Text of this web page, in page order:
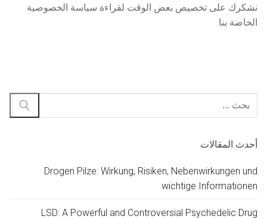
نشكرك على تخصيص بعض الوقت لقراءة سياسة الخصوصية
الخاصة بنا.
عن:
أحدث المقالات
Drogen Pilze: Wirkung, Risiken, Nebenwirkungen und
wichtige Informationen
LSD: A Powerful and Controversial Psychedelic Drug